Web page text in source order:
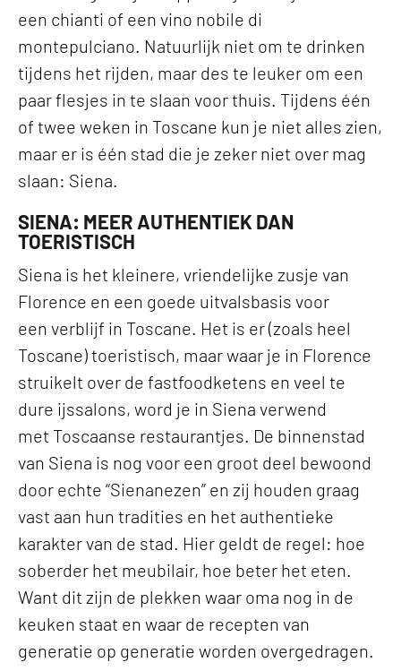
een chianti of een vino nobile di
montepulciano. Natuurlijk niet om te drinken
tijdens het rijden, maar des te leuker om een
paar flesjes in te slaan voor thuis. Tijdens één
of twee weken in Toscane kun je niet alles zien,
maar er is één stad die je zeker niet over mag
slaan: Siena.
SIENA: MEER AUTHENTIEK DAN
TOERISTISCH
Siena is het kleinere, vriendelijke zusje van
Florence en een goede uitvalsbasis voor
een verblijf in Toscane. Het is er (zoals heel
Toscane) toeristisch, maar waar je in Florence
struikelt over de fastfoodketens en veel te
dure ijssalons, word je in Siena verwend
met Toscaanse restaurantjes. De binnenstad
van Siena is nog voor een groot deel bewoond
door echte “Sienanezen” en zij houden graag
vast aan hun tradities en het authentieke
karakter van de stad. Hier geldt de regel: hoe
soberder het meubilair, hoe beter het eten.
Want dit zijn de plekken waar oma nog in de
keuken staat en waar de recepten van
generatie op generatie worden overgedragen.